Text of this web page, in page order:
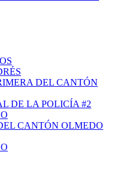
DEL CANTÓN
DE LA POLICÍA #2
CANTÓN OLMEDO